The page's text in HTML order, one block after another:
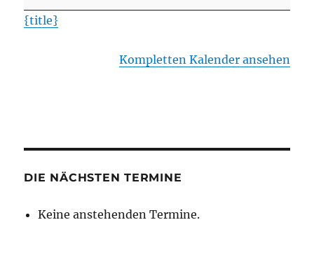
-
SV
{title}
Kompletten Kalender ansehen
DIE NÄCHSTEN TERMINE
Keine anstehenden Termine.